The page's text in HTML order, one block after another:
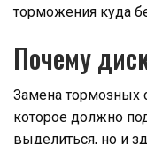
торможения куда
Почему
Замена тормозных
которое должно
выделиться, но и